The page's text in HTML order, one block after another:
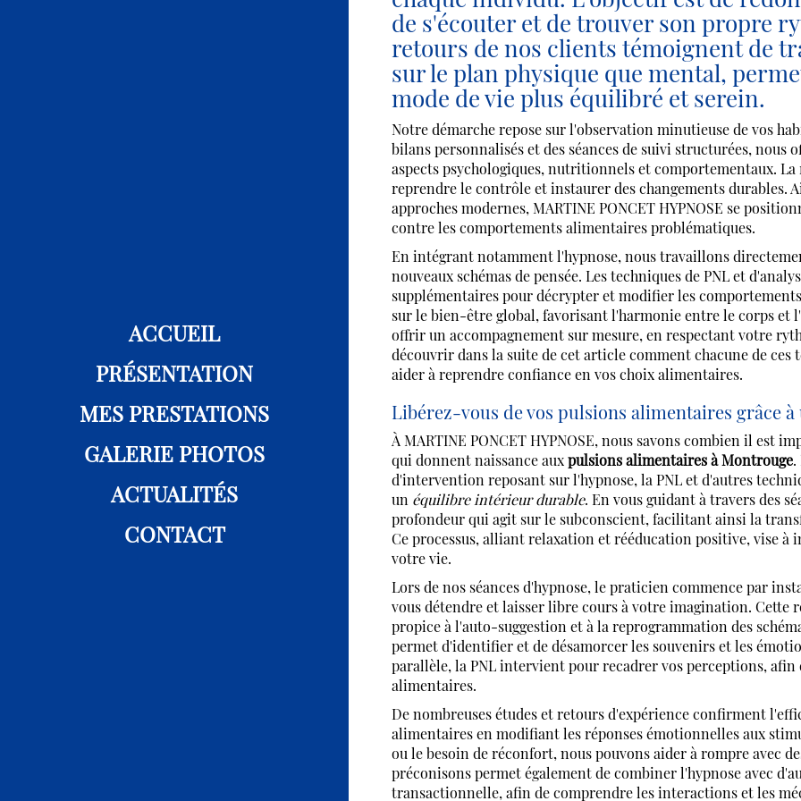
ACCUEIL
PRÉSENTATION
MES PRESTATIONS
GALERIE PHOTOS
ACTUALITÉS
CONTACT
de s'écouter et de trouver son propre
retours de nos clients témoignent de
sur le plan physique que mental,
mode de vie plus équilibré et serein.
Notre démarche repose sur l'observation minutieuse de vos
bilans personnalisés et des séances de suivi structurées, nous
aspects psychologiques, nutritionnels et comportementaux.
reprendre le contrôle et instaurer des changements durables.
approches modernes, MARTINE PONCET HYPNOSE se
contre les comportements alimentaires problématiques.
En intégrant notamment l'hypnose, nous travaillons
nouveaux schémas de pensée. Les techniques de PNL et
supplémentaires pour décrypter et modifier les
sur le bien-être global, favorisant l'harmonie entre le corps et
offrir un accompagnement sur mesure, en respectant votre
découvrir dans la suite de cet article comment chacune de
aider à reprendre confiance en vos choix alimentaires.
Libérez-vous de vos pulsions alimentaires grâce
À MARTINE PONCET HYPNOSE, nous savons combien il est
qui donnent naissance auxpulsions alimentaires à Montrouge.
d'intervention reposant sur l'hypnose, la PNL et d'autres
un équilibre intérieur durable. En vous guidant à travers des
profondeur qui agit sur le subconscient, facilitant ainsi la
Ce processus, alliant relaxation et rééducation positive, vise
votre vie.
Lors de nos séances d'hypnose, le praticien commence par
vous détendre et laisser libre cours à votre imagination. Cette
propice à l'auto-suggestion et à la reprogrammation des
permet d'identifier et de désamorcer les souvenirs et les
parallèle, la PNL intervient pour recadrer vos perceptions,
alimentaires.
De nombreuses études et retours d'expérience confirment
alimentaires en modifiant les réponses émotionnelles aux
ou le besoin de réconfort, nous pouvons aider à rompre avec
préconisons permet également de combiner l'hypnose avec
transactionnelle, afin de comprendre les interactions et les